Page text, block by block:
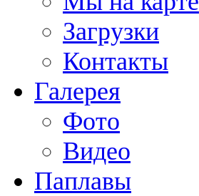
Загрузки
Контакты
Галерея
Фото
Видео
Паплавы